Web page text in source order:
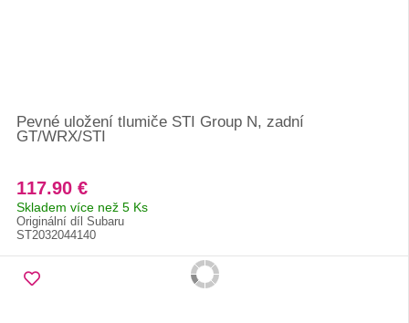
Pevné uložení tlumiče STI Group N, zadní
GT/WRX/STI
117.90 €
Skladem více než 5 Ks
Originální díl Subaru
ST2032044140